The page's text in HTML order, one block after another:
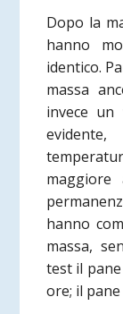
Dopo la
hanno
identico.
massa
invece
hanno
massa,
test il pane
ore; il pane